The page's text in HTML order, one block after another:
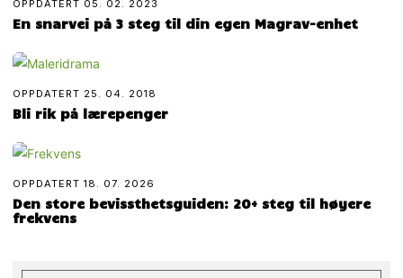
OPPDATERT 05. 02. 2023
En snarvei på 3 steg til din egen Magrav-enhet
OPPDATERT 25. 04. 2018
Bli rik på lærepenger
OPPDATERT18. 07. 2026
Den store bevissthetsguiden: 20+ steg til høyere
frekvens